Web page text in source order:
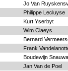
Jo Van
Philippe Lecluyse
Kurt Yserbyt
Wim Claeys
Bernard
Frank
Boudewijn
Jan Van de Poel